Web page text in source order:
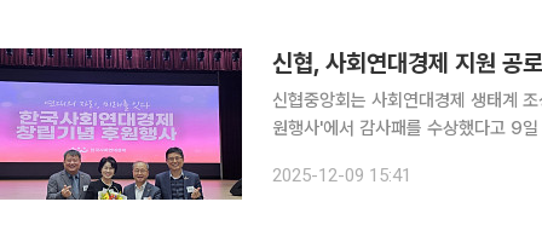
신협, 사회연대경제 지원 공
신협중앙회는 사회연대경제 생태계
원행사'에서 감사패를 수상했다고 9일 밝혔다. 이번 수상은 신협이 지난 13년간
과다. 신협은 2013년 '사회적경제
2025-12-09 15:41